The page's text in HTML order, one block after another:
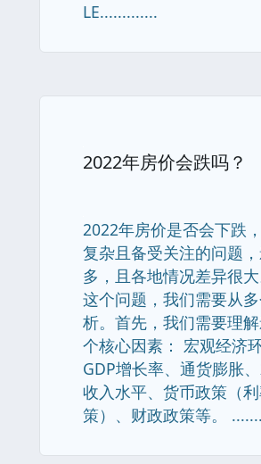
LE.............
2022年房价会跌吗？
2022年房价是否会下跌
复杂且备受关注的问题
多，且各地情况差异很
这个问题，我们需要从
析。首先，我们需要理
个核心因素： 宏观经济
GDP增长率、通货膨胀
收入水平、货币政策（
策）、财政政策等。